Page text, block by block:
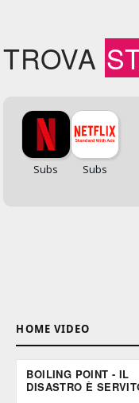
TROVA
HOME VIDEO
BOILING POINT - IL
DISASTRO È